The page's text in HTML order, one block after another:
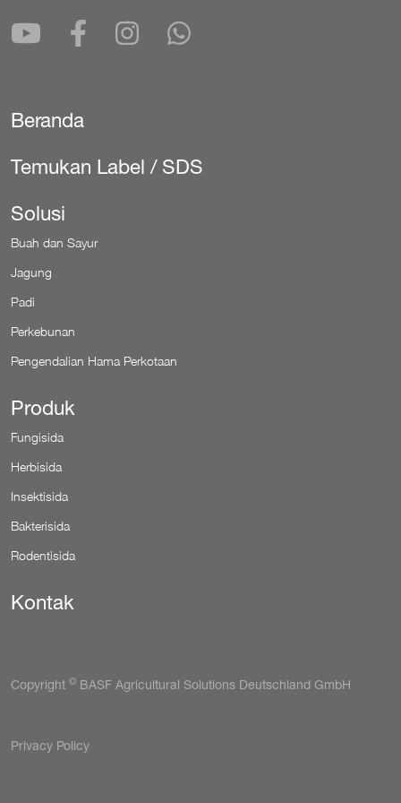
Secondary
Beranda
Temukan Label / SDS
Solusi
Buah dan Sayur
Jagung
Padi
Perkebunan
Pengendalian Hama Perkotaan
Produk
Fungisida
Herbisida
Insektisida
Bakterisida
Rodentisida
Kontak
Copyright © BASF Agricultural Solutions Deutschland GmbH
Tertiary
Privacy Policy